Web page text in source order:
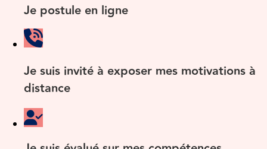
Je postule en ligne
Je suis invité à exposer mes motivations à
distance